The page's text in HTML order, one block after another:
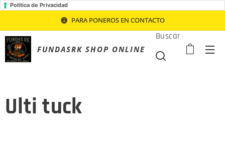
Política de Privacidad
PARA PONEROS EN CONTACTO
FUNDASRK SHOP ONLINE
Buscar
Ulti tuck